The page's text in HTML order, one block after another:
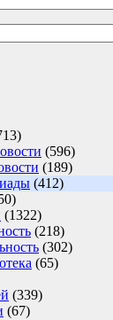
(596)
(189)
(412)
(1322)
(218)
(302)
(65)
(339)
(67)